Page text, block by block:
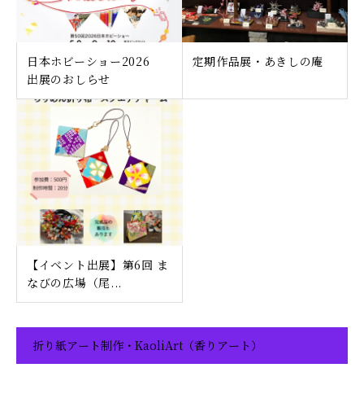
日本ホビーショー2026
出展のおしらせ
定期作品展・あきしの庵
【イベント出展】第6回 ま
なびの広場（尾...
折り紙アート制作・KaoliArt（香りアート）